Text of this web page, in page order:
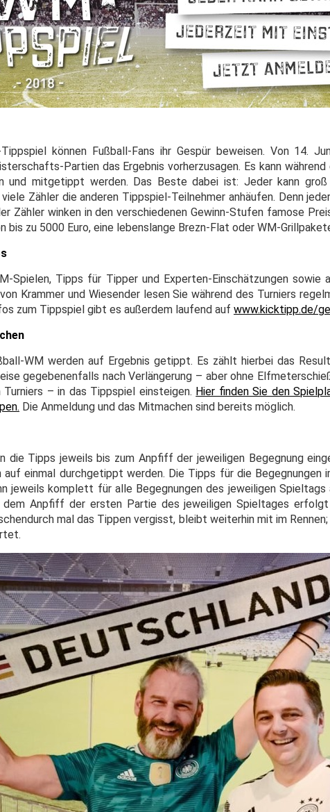
können Fußball-Fans ihr Gespür beweisen. Von 14.
Partien das Ergebnis vorherzusagen. Es kann
und mitgetippt werden. Das Beste dabei ist: Jeder kann
viele Zähler die anderen Tippspiel-Teilnehmer anhäufen. Denn
Zähler winken in den verschiedenen Gewinn-Stufen famose
bis zu 5000 Euro, eine lebenslange Brezn-Flat oder WM-
Spielen, Tipps für Tipper und Experten-Einschätzungen sowie
Krammer und Wiesender lesen Sie während des Turniers
zum Tippspiel gibt es außerdem laufend auf www.kicktipp.de/
WM werden auf Ergebnis getippt. Es zählt hierbei das
gegebenenfalls nach Verlängerung – aber ohne
– in das Tippspiel einsteigen. Hier finden Sie den
Die Anmeldung und das Mitmachen sind bereits möglich.
die Tipps jeweils bis zum Anpfiff der jeweiligen Begegnung
auf einmal durchgetippt werden. Die Tipps für die Begegnungen
jeweils komplett für alle Begegnungen des jeweiligen
dem Anpfiff der ersten Partie des jeweiligen Spieltages
mal das Tippen vergisst, bleibt weiterhin mit im